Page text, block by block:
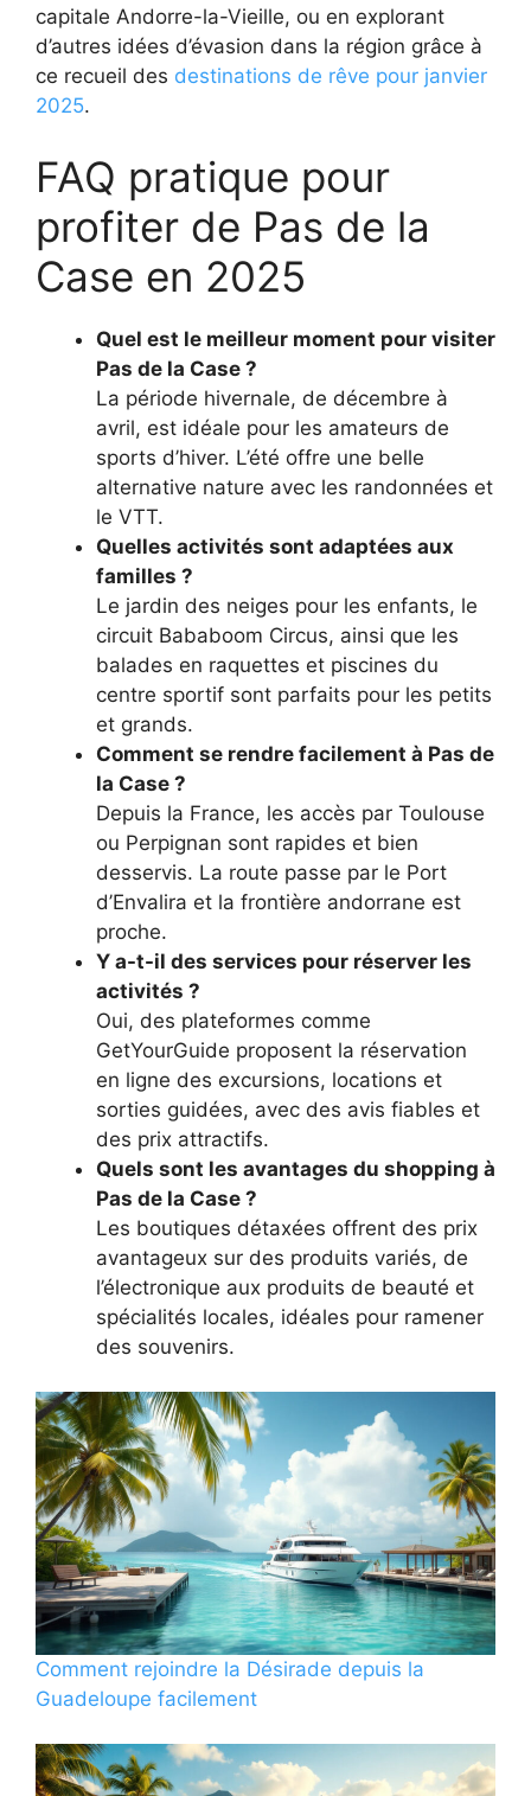
capitale Andorre-la-Vieille, ou en explorant
d’autres idées d’évasion dans la région grâce à
ce recueil des destinations de rêve pour janvier
2025.
FAQ pratique pour
profiter de Pas de la
Case en 2025
Quel est le meilleur moment pour visiter
Pas de la Case ?
La période hivernale, de décembre à
avril, est idéale pour les amateurs de
sports d’hiver. L’été offre une belle
alternative nature avec les randonnées et
le VTT.
Quelles activités sont adaptées aux
familles ?
Le jardin des neiges pour les enfants, le
circuit Bababoom Circus, ainsi que les
balades en raquettes et piscines du
centre sportif sont parfaits pour les petits
et grands.
Comment se rendre facilement à Pas de
la Case ?
Depuis la France, les accès par Toulouse
ou Perpignan sont rapides et bien
desservis. La route passe par le Port
d’Envalira et la frontière andorrane est
proche.
Y a-t-il des services pour réserver les
activités ?
Oui, des plateformes comme
GetYourGuide proposent la réservation
en ligne des excursions, locations et
sorties guidées, avec des avis fiables et
des prix attractifs.
Quels sont les avantages du shopping à
Pas de la Case ?
Les boutiques détaxées offrent des prix
avantageux sur des produits variés, de
l’électronique aux produits de beauté et
spécialités locales, idéales pour ramener
des souvenirs.
Comment rejoindre la Désirade depuis la
Guadeloupe facilement